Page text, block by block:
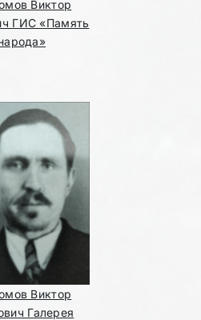
Виктор
ГИС «Память
Виктор
Галерея